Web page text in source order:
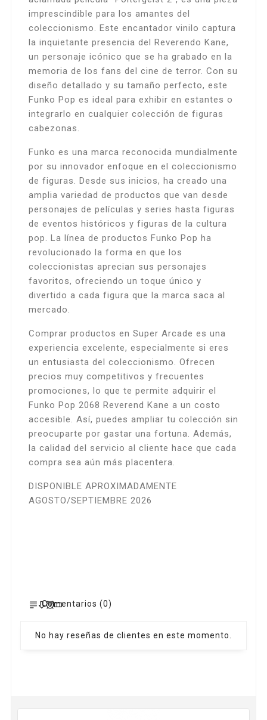
imprescindible para los amantes del
coleccionismo. Este encantador vinilo captura
la inquietante presencia del Reverendo Kane,
un personaje icónico que se ha grabado en la
memoria de los fans del cine de terror. Con su
diseño detallado y su tamaño perfecto, este
Funko Pop es ideal para exhibir en estantes o
integrarlo en cualquier colección de figuras
cabezonas.
Funko es una marca reconocida mundialmente
por su innovador enfoque en el coleccionismo
de figuras. Desde sus inicios, ha creado una
amplia variedad de productos que van desde
personajes de películas y series hasta figuras
de eventos históricos y figuras de la cultura
pop. La línea de productos Funko Pop ha
revolucionado la forma en que los
coleccionistas aprecian sus personajes
favoritos, ofreciendo un toque único y
divertido a cada figura que la marca saca al
mercado.
Comprar productos en Super Arcade es una
experiencia excelente, especialmente si eres
un entusiasta del coleccionismo. Ofrecen
precios muy competitivos y frecuentes
promociones, lo que te permite adquirir el
Funko Pop 2068 Reverend Kane a un costo
accesible. Así, puedes ampliar tu colección sin
preocuparte por gastar una fortuna. Además,
la calidad del servicio al cliente hace que cada
compra sea aún más placentera.
DISPONIBLE APROXIMADAMENTE
AGOSTO/SEPTIEMBRE 2026
Comentarios (0)
No hay reseñas de clientes en este momento.